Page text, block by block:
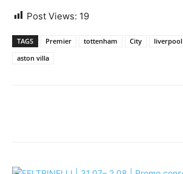
Post Views: 19
TAGS Premier tottenham City liverpool
aston villa